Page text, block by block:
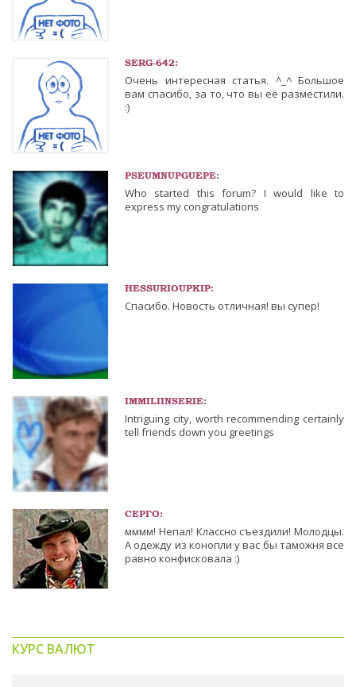
SERG-642:
Очень интересная статья. ^_^ Большое
вам спасибо, за то, что вы её разместили.
:)
PSEUMNUPGUEPE:
Who started this forum? I would like to
express my congratulations
HESSURIOUPKIP:
Cпасибо. Новость отличная! вы супер!
IMMILIINSERIE:
Intriguing city, worth recommending certainly
tell friends down you greetings
СЕРГО:
мммм! Непал! Классно съездили! Молодцы.
А одежду из конопли у вас бы таможня все
равно конфисковала :)
КУРС ВАЛЮТ